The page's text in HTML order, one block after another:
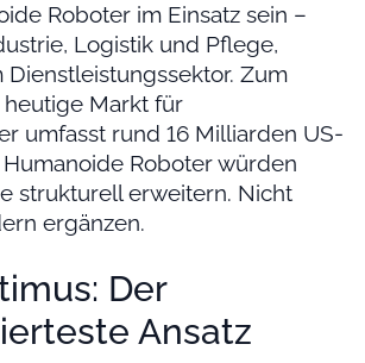
Roboter im Einsatz sein –
Logistik und Pflege,
Dienstleistungssektor. Zum
Markt für
umfasst rund 16 Milliarden US-
Roboter würden
strukturell erweitern. Nicht
ergänzen.
Der
Ansatz